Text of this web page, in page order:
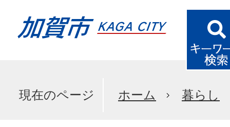
現在のページ ホーム 暮らし